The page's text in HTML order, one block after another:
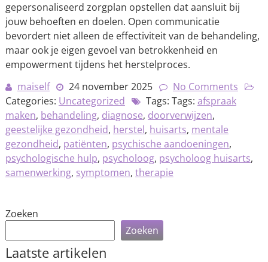
gepersonaliseerd zorgplan opstellen dat aansluit bij
jouw behoeften en doelen. Open communicatie
bevordert niet alleen de effectiviteit van de behandeling,
maar ook je eigen gevoel van betrokkenheid en
empowerment tijdens het herstelproces.
maiself
24 november 2025
No Comments
Categories: Uncategorized Tags: Tags: afspraak
maken, behandeling, diagnose, doorverwijzen,
geestelijke gezondheid, herstel, huisarts, mentale
gezondheid, patiënten, psychische aandoeningen,
psychologische hulp, psycholoog, psycholoog huisarts,
samenwerking, symptomen, therapie
Zoeken
Zoeken
Laatste artikelen